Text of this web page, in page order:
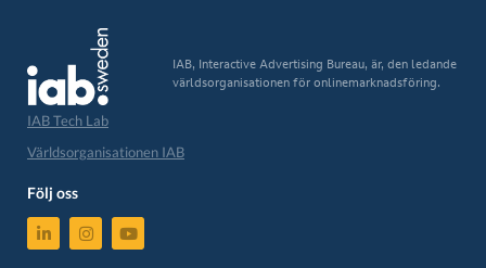
IAB, Interactive Advertising Bureau, är, den ledande
världsorganisationen för onlinemarknadsföring.
IAB Tech Lab
Världsorganisationen IAB
Följ oss